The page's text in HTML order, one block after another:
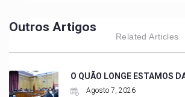
Outros Artigos
Related Articles
O QUÃO LONGE ESTAMOS
Agosto 7, 2026